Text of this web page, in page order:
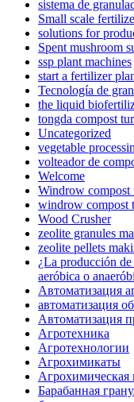
sistema de
Small scale
solutions for
Spent mushroom
ssp plant machines
start a fertilizer
Tecnología de
the liquid
tongda compost
Uncategorized
vegetable
volteador de
Welcome
Windrow compost
windrow compost
Wood Crusher
zeolite granules
zeolite pellets
¿La producción
aeróbica o
Автоматизация
автоматизация
Автоматизация
Агротехника
Агротехнологии
Агрохимикаты
Барабанная